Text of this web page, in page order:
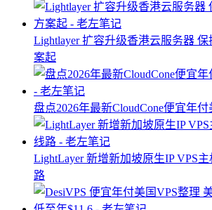
Lightlayer 扩容升级香港云服务器 保
案起
盘点2026年最新CloudCone便宜年
LightLayer 新增新加坡原生IP VPS
路